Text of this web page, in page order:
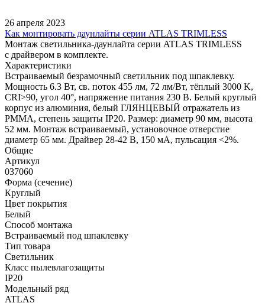
26 апреля 2023
Как монтировать даунлайты серии ATLAS TRIMLESS
Монтаж светильника-даунлайта серии ATLAS TRIMLESS
с драйвером в комплекте.
Характеристики
Встраиваемый безрамочный светильник под шпаклевку.
Мощность 6.3 Вт, св. поток 455 лм, 72 лм/Вт, тёплый 3000 K,
CRI>90, угол 40°, напряжение питания 230 В. Белый круглый
корпус из алюминия, белый ГЛЯНЦЕВЫЙ отражатель из
PMMA, степень защиты IP20. Размер: диаметр 90 мм, высота
52 мм. Монтаж встраиваемый, установочное отверстие
диаметр 65 мм. Драйвер 28-42 В, 150 мА, пульсация <2%.
Общие
Артикул
037060
Форма (сечение)
Круглый
Цвет покрытия
Белый
Способ монтажа
Встраиваемый под шпаклевку
Тип товара
Светильник
Класс пылевлагозащиты
IP20
Модельный ряд
ATLAS